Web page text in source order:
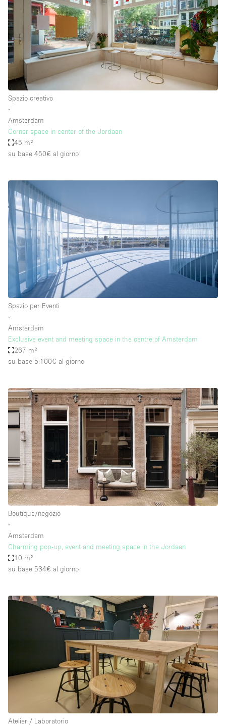
Spazio creativo
∙
Amsterdam
Corner space in center of the Jordaan
45 m²
su base 450€ al giorno
Spazio per Eventi
∙
Amsterdam
Exclusive event and meeting space in the centre of Amsterdam
267 m²
su base 5.100€ al giorno
Boutique/negozio
∙
Amsterdam
Charming pop-up, event and meeting space in the Jordaan
10 m²
su base 534€ al giorno
Atelier / Laboratorio